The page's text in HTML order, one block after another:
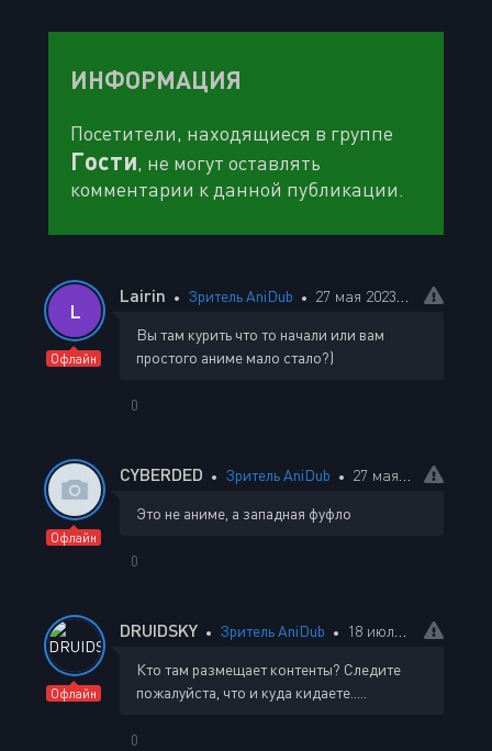
ИНФОРМАЦИЯ
Посетители, находящиеся в группе
Гости, не могут оставлять
комментарии к данной публикации.
L
Офлайн
Lairin Зритель AniDub 27 мая 2023 08:37
Вы там курить что то начали или вам
простого аниме мало стало?)
0
Офлайн
CYBERDED Зритель AniDub 27 мая 2023 18:52
Это не аниме, а западная фуфло
0
Офлайн
DRUIDSKY Зритель AniDub 18 июля 2023 23:03
Кто там размещает контенты? Следите
пожалуйста, что и куда кидаете.....
0